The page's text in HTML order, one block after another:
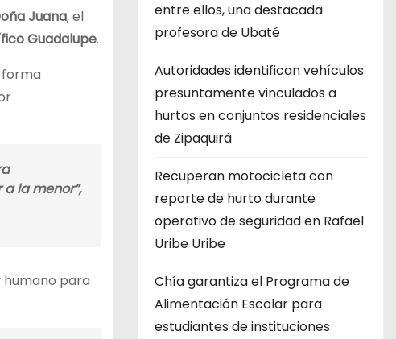
Juana, el
Guadalupe.
la menor”,
para
entre ellos, una destacada
profesora de Ubaté
Autoridades identifican vehículos
presuntamente vinculados a
hurtos en conjuntos residenciales
de Zipaquirá
Recuperan motocicleta con
reporte de hurto durante
operativo de seguridad en Rafael
Uribe Uribe
Chía garantiza el Programa de
Alimentación Escolar para
estudiantes de instituciones